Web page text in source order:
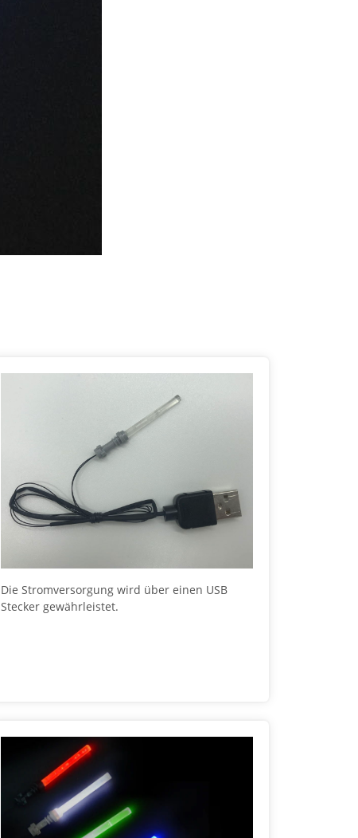
Die Stromversorgung wird über einen USB
Stecker gewährleistet.